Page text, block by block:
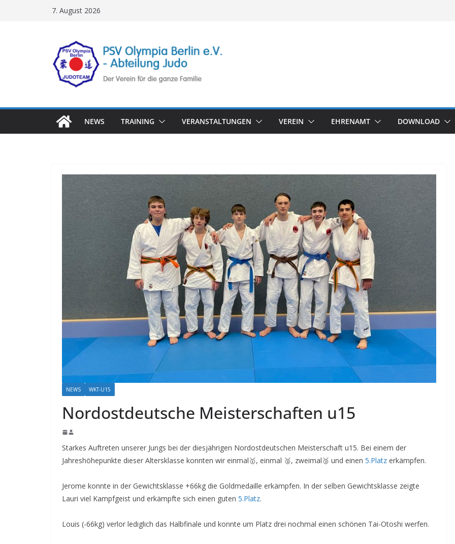
7. August 2026
NEWS TRAINING VERANSTALTUNGEN VEREIN EHRENAMT DOWNLOAD
NEWS WKT-U15
Nordostdeutsche Meisterschaften u15
Starkes Auftreten unserer Jungs bei der diesjährigen Nordostdeutschen Meisterschaft u15. Bei einem der
Jahreshöhepunkte dieser Altersklasse konnten wir einmal🥇, einmal 🥈, zweimal🥉 und einen 5.Platz erkämpfen.
Jerome konnte in der Gewichtsklasse +66kg die Goldmedaille erkämpfen. In der selben Gewichtsklasse zeigte
Lauri viel Kampfgeist und erkämpfte sich einen guten 5.Platz.
Louis (-66kg) verlor lediglich das Halbfinale und konnte um Platz drei nochmal einen schönen Tai-Otoshi werfen.